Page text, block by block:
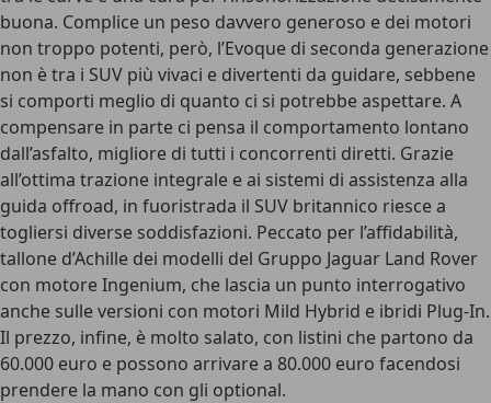
buona. Complice un peso davvero generoso e dei motori
non troppo potenti, però, l’Evoque di seconda generazione
non è tra i SUV più vivaci e divertenti da guidare, sebbene
si comporti meglio di quanto ci si potrebbe aspettare. A
compensare in parte ci pensa il comportamento lontano
dall’asfalto, migliore di tutti i concorrenti diretti. Grazie
all’ottima trazione integrale e ai sistemi di assistenza alla
guida offroad, in fuoristrada il SUV britannico riesce a
togliersi diverse soddisfazioni. Peccato per l’affidabilità,
tallone d’Achille dei modelli del Gruppo Jaguar Land Rover
con motore Ingenium, che lascia un punto interrogativo
anche sulle versioni con motori Mild Hybrid e ibridi Plug-In.
Il prezzo, infine, è molto salato, con listini che partono da
60.000 euro e possono arrivare a 80.000 euro facendosi
prendere la mano con gli optional.